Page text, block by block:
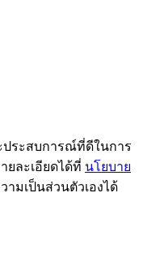
ระสบการณ์ที่ดีในการ
ละเอียดได้ที่ นโยบาย
ามเป็นส่วนตัวเองได้